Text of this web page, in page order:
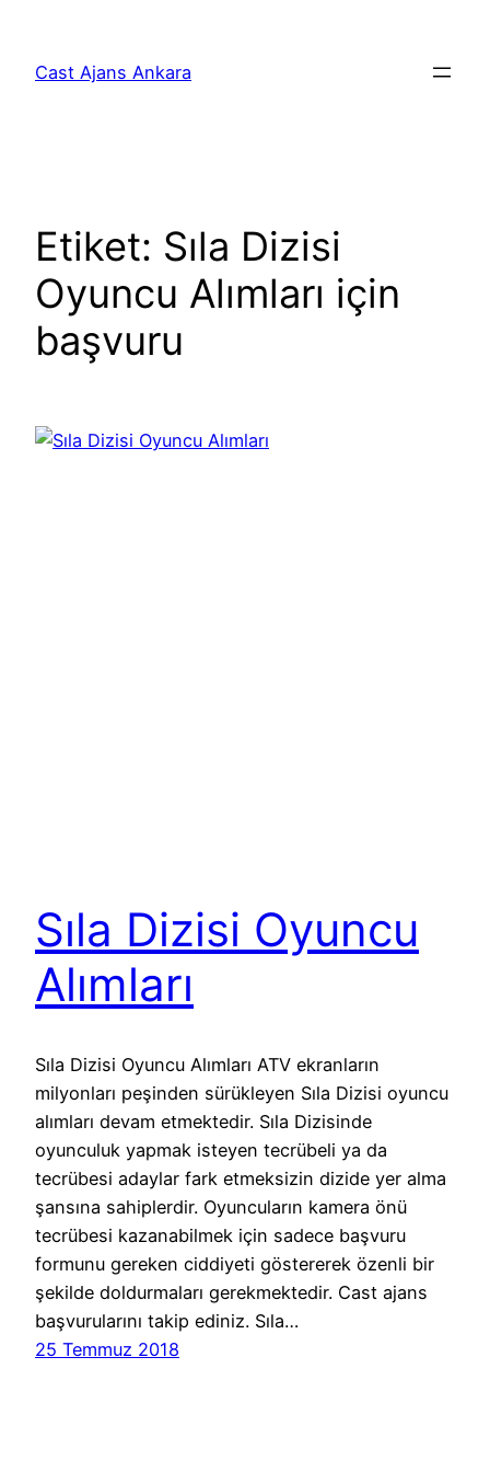
Cast Ajans Ankara
Etiket: Sıla Dizisi
Oyuncu Alımları için
başvuru
Sıla Dizisi Oyuncu
Alımları
Sıla Dizisi Oyuncu Alımları ATV ekranların
milyonları peşinden sürükleyen Sıla Dizisi oyuncu
alımları devam etmektedir. Sıla Dizisinde
oyunculuk yapmak isteyen tecrübeli ya da
tecrübesi adaylar fark etmeksizin dizide yer alma
şansına sahiplerdir. Oyuncuların kamera önü
tecrübesi kazanabilmek için sadece başvuru
formunu gereken ciddiyeti göstererek özenli bir
şekilde doldurmaları gerekmektedir. Cast ajans
başvurularını takip ediniz. Sıla…
25 Temmuz 2018